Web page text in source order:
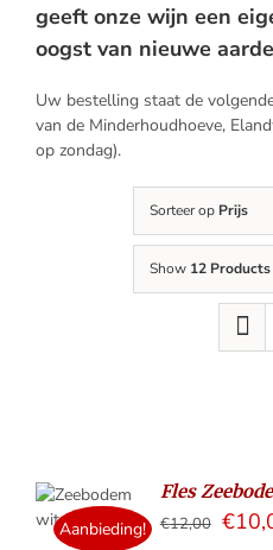
geeft onze wijn een
oogst van nieuwe
Uw bestelling staat de
van de Minderhoudhoeve,
op zondag).
Sorteer op Prijs
Show 12 Products
Aanbieding!
Fles
€12,00 €